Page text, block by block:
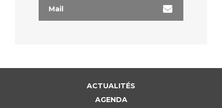
Mail
ACTUALITÉS
AGENDA